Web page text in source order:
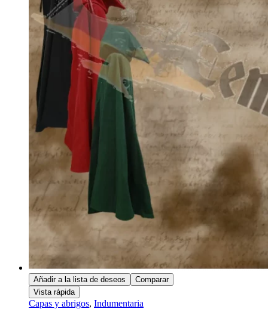
Añadir a la lista de deseos
Comparar
Vista rápida
Capas y abrigos, Indumentaria